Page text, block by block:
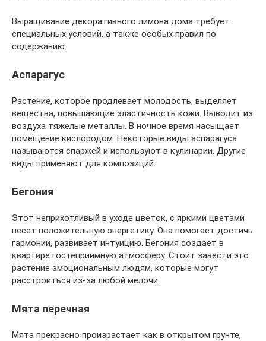
Выращивание декоративного лимона дома требует
специальных условий, а также особых правил по
содержанию.
Аспарагус
Растение, которое продлевает молодость, выделяет
вещества, повышающие эластичность кожи. Выводит из
воздуха тяжелые металлы. В ночное время насыщает
помещение кислородом. Некоторые виды аспарагуса
называются спаржей и используют в кулинарии. Другие
виды применяют для композиций.
Бегония
Этот неприхотливый в уходе цветок, с яркими цветами
несет положительную энергетику. Она помогает достичь
гармонии, развивает интуицию. Бегония создает в
квартире гостеприимную атмосферу. Стоит завести это
растение эмоциональным людям, которые могут
расстроиться из-за любой мелочи.
Мята перечная
Мята прекрасно произрастает как в открытом грунте,